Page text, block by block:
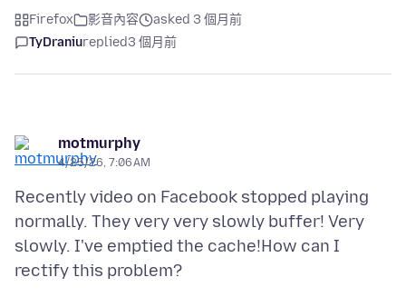
Firefox 影音內容
asked 3 個月前
TyDraniureplied3 個月前
motmurphy
4/25/26, 7:06 AM
Recently video on Facebook stopped playing
normally. They very very slowly buffer! Very
slowly. I've emptied the cache!How can I